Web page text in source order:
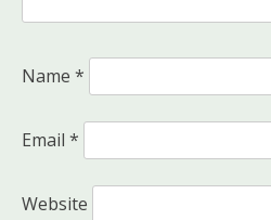
Name *
Email *
Website